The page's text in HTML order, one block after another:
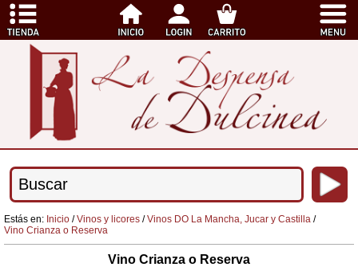
Estás en: Inicio /Vinos y licores /Vinos DO La Mancha, Jucar y Castilla /
Vino Crianza o Reserva
Vino Crianza o Reserva